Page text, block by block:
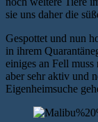
sie uns daher die
Gespottet und nun
in ihrem
einiges an Fell
aber sehr aktiv und
Eigenheimsuche